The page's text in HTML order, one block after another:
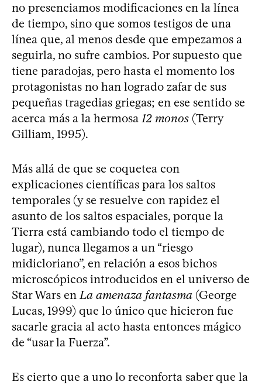
no presenciamos modificaciones en la línea
de tiempo, sino que somos testigos de una
línea que, al menos desde que empezamos a
seguirla, no sufre cambios. Por supuesto que
tiene paradojas, pero hasta el momento los
protagonistas no han logrado zafar de sus
pequeñas tragedias griegas; en ese sentido se
acerca más a la hermosa 12 monos (Terry
Gilliam, 1995).
Más allá de que se coquetea con
explicaciones científicas para los saltos
temporales (y se resuelve con rapidez el
asunto de los saltos espaciales, porque la
Tierra está cambiando todo el tiempo de
lugar), nunca llegamos a un “riesgo
midicloriano”, en relación a esos bichos
microscópicos introducidos en el universo de
Star Wars enLa amenaza fantasma (George
Lucas, 1999) que lo único que hicieron fue
sacarle gracia al acto hasta entonces mágico
de “usar la Fuerza”.
Es cierto que a uno lo reconforta saber que la